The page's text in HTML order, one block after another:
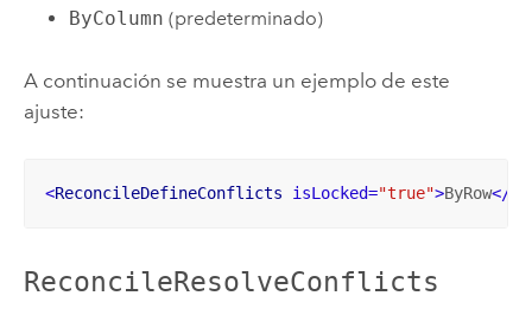
ByColumn (predeterminado)
A continuación se muestra un ejemplo de este
ajuste:
<ReconcileDefineConflicts isLocked="true">ByRow</
ReconcileResolveConflicts